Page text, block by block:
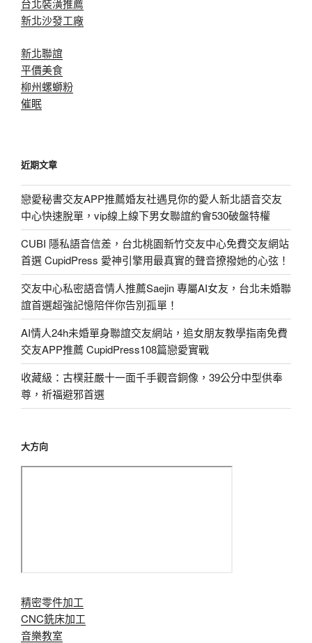
台北裝潢推薦
新北沙發工廠
新北聯誼
平價美食
柳州螺螄粉
催眠
近期文章
戀愛秘書交友APP推薦婚友社遇見你的愛人新北語音交友
中心快速脫單，vip線上線下男女聯誼約會530破盤特權
CUBI 隱私語音信差，台北桃園新竹交友中心免費交友網站
首選 CupidPress 愛神引擎用最真實的聲音撩撥她的心弦！
交友中心私密語音情人推薦Saejin 專屬AI女友，台北未婚聯
誼首選超強記憶陪伴你告別孤單！
AI情人24h未婚單身聯誼交友網站，追女朋友教學指南免費
交友APP推薦 CupidPress108篇戀愛實戰
收藏級：古樸莊嚴十一面千手觀音銅像，39公分中型供奉
尊，祈福避邪首選
大方向
精密零件加工
CNC銑床加工
音樂教室